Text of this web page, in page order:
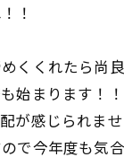
！
くくれたら尚
始まります！！
が感じられま
で今年度も気